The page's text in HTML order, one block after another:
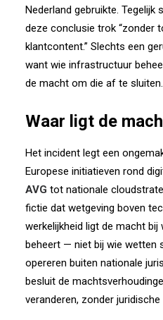
Nederland gebruikte. Tegelijk
deze conclusie trok “zonder
klantcontent.” Slechts een
want wie infrastructuur
de macht om die af te sluiten.
Waar ligt de
Het incident legt een
Europese initiatieven rond
AVG tot nationale
fictie dat wetgeving boven
werkelijkheid ligt de macht
beheert — niet bij wie wetten
opereren buiten nationale
besluit de
veranderen, zonder juridische